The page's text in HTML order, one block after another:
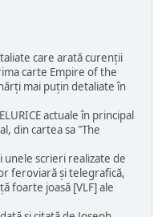
care arată curenții
carte Empire of the
mai puțin detaliate în
actuale în principal
din cartea sa "The
unele scrieri realizate de
feroviară și telegrafică,
foarte joasă [VLF] ale